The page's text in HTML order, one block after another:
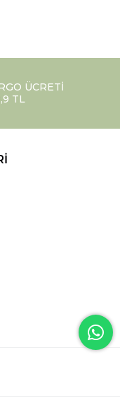
ÜCRETI
TL